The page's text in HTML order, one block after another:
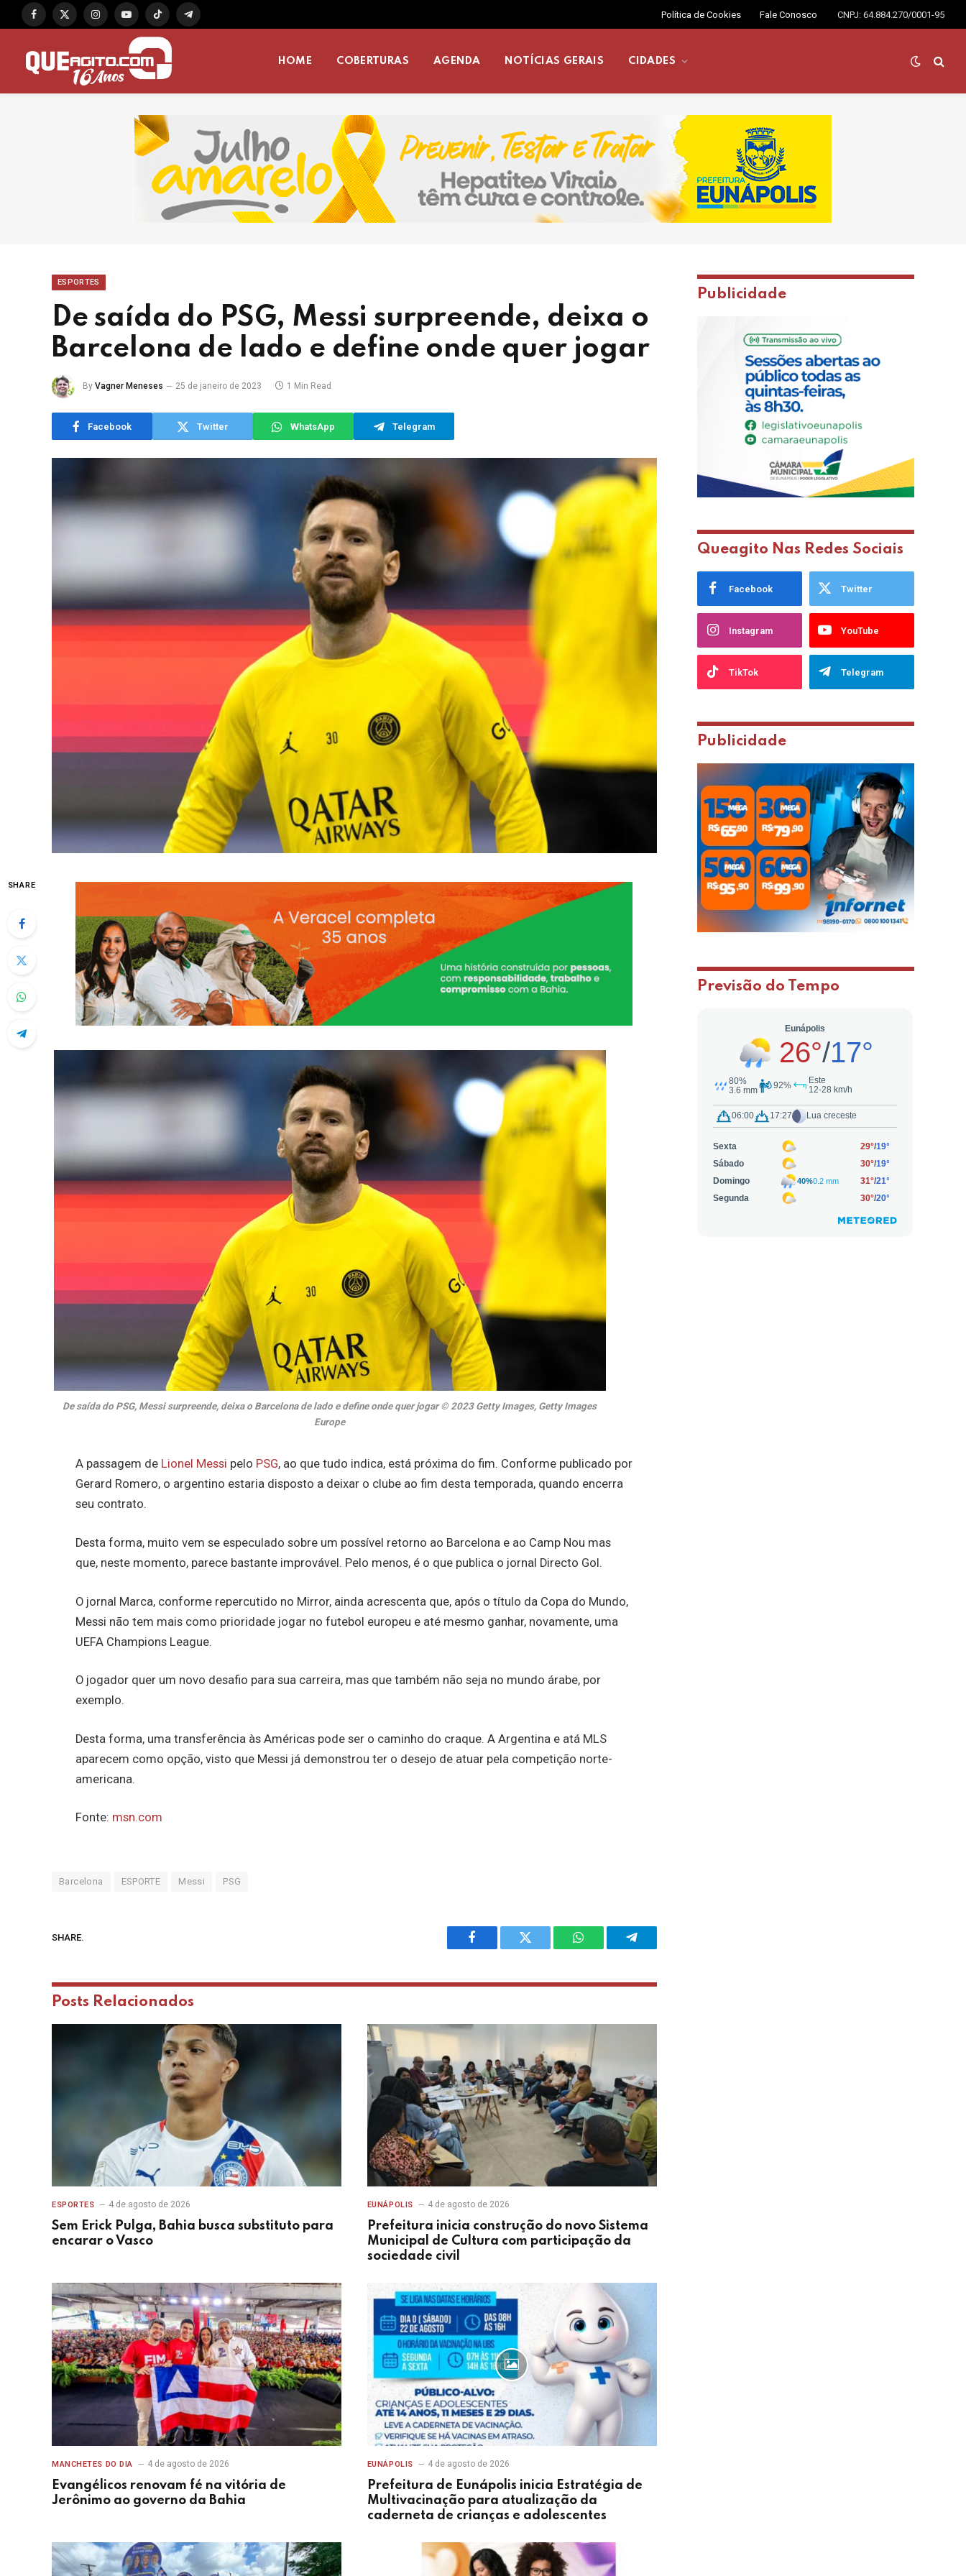
Facebook
X
InstagramYouTubeTikTok Telegram
Política de Cookies Fale Conosco CNPJ: 64.884.270/0001-95
HOME COBERTURAS AGENDA NOTÍCIAS GERAIS CIDADES
ESPORTES
De saída do PSG, Messi surpreende, deixa o
Barcelona de lado e define onde quer jogar
By Vagner Meneses 25 de janeiro de 2023 1 Min Read
Facebook Twitter WhatsApp Telegram
SHARE
De saída do PSG, Messi surpreende, deixa o Barcelona de lado e define onde quer jogar © 2023 Getty Images, Getty Images
Europe
A passagem de Lionel Messi pelo PSG, ao que tudo indica, está próxima do fim. Conforme publicado por
Gerard Romero, o argentino estaria disposto a deixar o clube ao fim desta temporada, quando encerra
seu contrato.
Desta forma, muito vem se especulado sobre um possível retorno ao Barcelona e ao Camp Nou mas
que, neste momento, parece bastante improvável. Pelo menos, é o que publica o jornal Directo Gol.
O jornal Marca, conforme repercutido no Mirror, ainda acrescenta que, após o título da Copa do Mundo,
Messi não tem mais como prioridade jogar no futebol europeu e até mesmo ganhar, novamente, uma
UEFA Champions League.
O jogador quer um novo desafio para sua carreira, mas que também não seja no mundo árabe, por
exemplo.
Desta forma, uma transferência às Américas pode ser o caminho do craque. A Argentina e atá MLS
aparecem como opção, visto que Messi já demonstrou ter o desejo de atuar pela competição norte-
americana.
Fonte: msn.com
Barcelona ESPORTE Messi PSG
SHARE.
Facebook Twitter WhatsAppTelegram
Posts Relacionados
ESPORTES 4 de agosto de 2026
Sem Erick Pulga, Bahia busca substituto para
encarar o Vasco
EUNÁPOLIS 4 de agosto de 2026
Prefeitura inicia construção do novo Sistema
Municipal de Cultura com participação da
sociedade civil
MANCHETES DO DIA 4 de agosto de 2026
Evangélicos renovam fé na vitória de
Jerônimo ao governo da Bahia
EUNÁPOLIS 4 de agosto de 2026
Prefeitura de Eunápolis inicia Estratégia de
Multivacinação para atualização da
caderneta de crianças e adolescentes
Publicidade
Queagito Nas Redes Sociais
Facebook Twitter
Instagram YouTube
TikTok Telegram
Publicidade
Previsão do Tempo